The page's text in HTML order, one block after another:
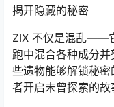
揭开隐藏的秘密
ZIX 不仅是混乱——
跑中混合各种成分
些遗物能够解锁秘
者开启未曾探索的故